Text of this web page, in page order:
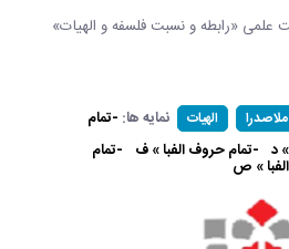
علمی «رابطه و نسبت فلسفه و الهیات»
ملاصدرا الهیات نمایه ها: -تمام
د -تمام حروف الفبا » ف -تمام
» ص